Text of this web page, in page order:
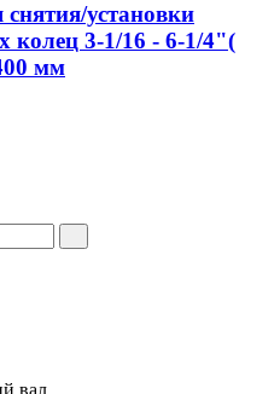
установки
колец 3-1/16 - 6-1/4"(
мм
вал